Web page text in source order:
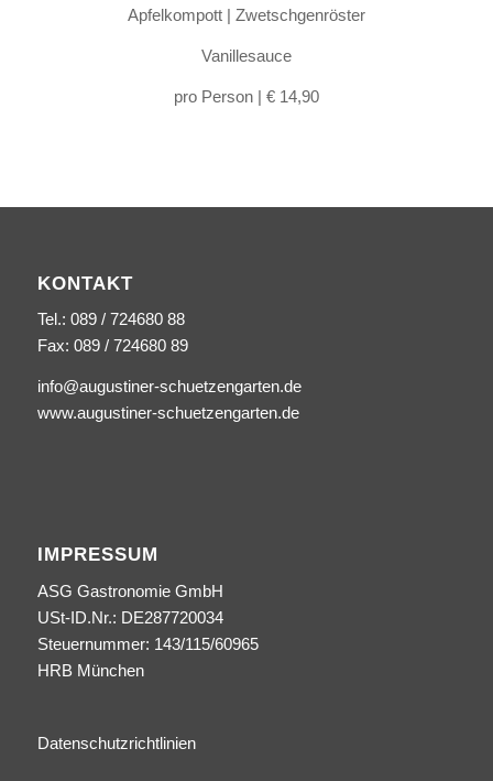
Apfelkompott | Zwetschgenröster
Vanillesauce
pro Person | € 14,90
KONTAKT
Tel.: 089 / 724680 88
Fax: 089 / 724680 89
info@augustiner-schuetzengarten.de
www.augustiner-schuetzengarten.de
IMPRESSUM
ASG Gastronomie GmbH
USt-ID.Nr.: DE287720034
Steuernummer: 143/115/60965
HRB München
Datenschutzrichtlinien